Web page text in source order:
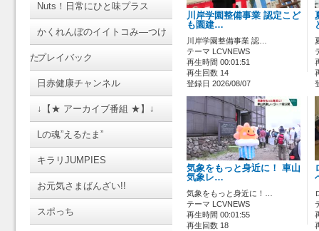
Nuts！日常にひと味プラス
かくれんぼのイイトコみ―つけ
たプレイバック
日赤健康チャンネル
↓【★ アーカイブ番組 ★】↓
Lの魂”えるたま”
キラリJUMPIES
お元気さまばんざい!!
スポっち
川岸学園整備事業 認定こど
も園建…
川岸学園整備事業 認…
テーマ LCVNEWS
再生時間 00:01:51
再生回数 14
登録日 2026/08/07
気象をもっと身近に！ 車山
気象レ…
気象をもっと身近に！…
テーマ LCVNEWS
再生時間 00:01:55
再生回数 18